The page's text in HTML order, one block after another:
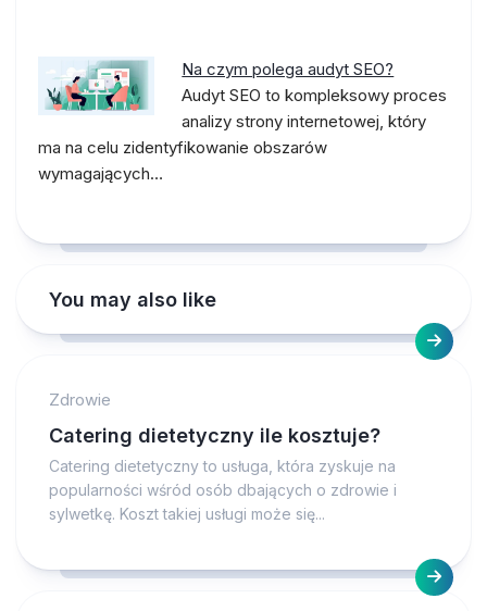
Na czym polega audyt SEO?
Audyt SEO to kompleksowy proces
analizy strony internetowej, który
ma na celu zidentyfikowanie obszarów
wymagających…
You may also like
Zdrowie
Catering dietetyczny ile kosztuje?
Catering dietetyczny to usługa, która zyskuje na
popularności wśród osób dbających o zdrowie i
sylwetkę. Koszt takiej usługi może się...